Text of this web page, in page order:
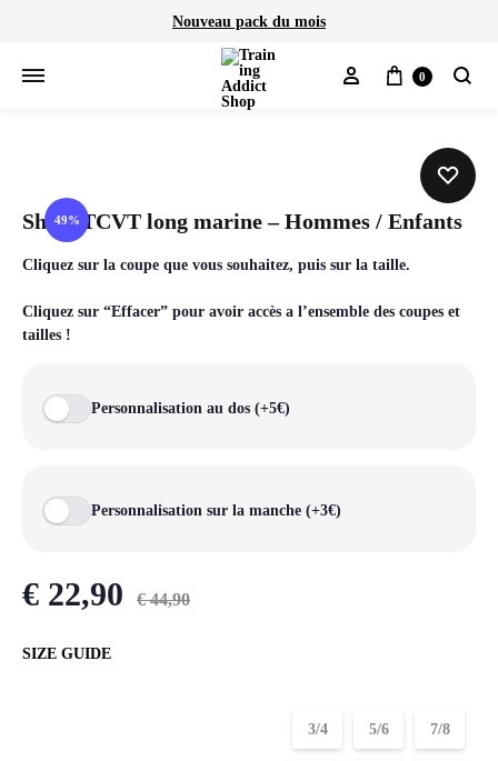
Nouveau pack du mois
Mon compte
Panier
0
49%
Short TCVT long marine – Hommes / Enfants
Cliquez sur la coupe que vous souhaitez, puis sur la taille.
Cliquez sur “Effacer” pour avoir accès a l’ensemble des coupes et
tailles !
Personnalisation au dos (+5€)
Personnalisation sur la manche (+3€)
€ 22,90 €44,90
SIZE GUIDE
3/4 5/6 7/8